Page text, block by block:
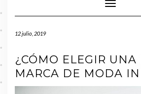
Cambiar
12 julio, 2019
¿CÓMO ELEGIR
MARCA DE MODA